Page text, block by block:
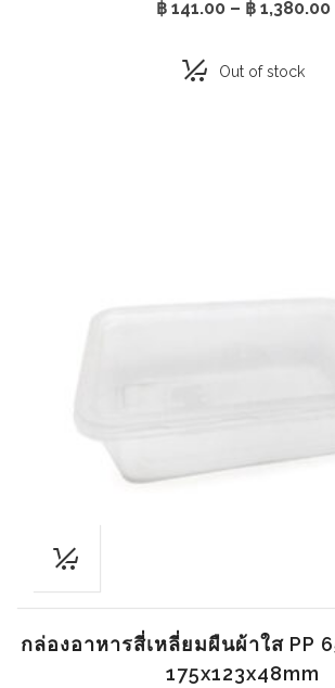
฿141.00 – ฿1,380.00
Out of stock
กล่องอาหารสี่เหลี่ยมผืนผ้าใส PP
175x123x48mm